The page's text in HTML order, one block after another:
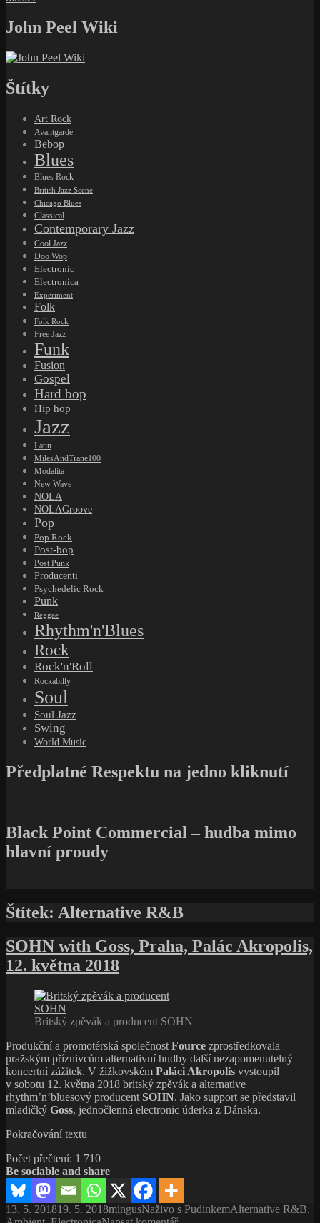
John Peel Wiki
Štítky
Art Rock
Avantgarde
Bebop
Blues
Blues Rock
British Jazz Scene
Chicago Blues
Classical
Contemporary Jazz
Cool Jazz
Doo Wop
Electronic
Electronica
Experiment
Folk
Folk Rock
Free Jazz
Funk
Fusion
Gospel
Hard bop
Hip hop
Jazz
Latin
MilesAndTrane100
Modalita
New Wave
NOLA
NOLAGroove
Pop
Pop Rock
Post-bop
Post Punk
Producenti
Psychedelic Rock
Punk
Reggae
Rhythm'n'Blues
Rock
Rock'n'Roll
Rockabilly
Soul
Soul Jazz
Swing
World Music
Předplatné Respektu na jedno kliknutí
Black Point Commercial – hudba mimo
hlavní proudy
Štítek: Alternative R&B
SOHN with Goss, Praha, Palác Akropolis,
12. května 2018
Britský zpěvák a producent SOHN
Produkční a promotérská společnost Fource zprostředkovala
pražským příznivcům alternativní hudby další nezapomenutelný
koncertní zážitek. V žižkovském Paláci Akropolis vystoupil
v sobotu 12. května 2018 britský zpěvák a alternative
rhythm’n’bluesový producent SOHN. Jako support se představil
mladičký Goss, jednočlenná electronic úderka z Dánska.
Pokračování textu
Goss,
Praha,
Palác
Akropolis,
12. května
Počet přečtení: 1 710
Be sociable and share
Publikováno:
13. 5. 201819. 5. 2018Autor:
mingusRubriky:
Naživo s PudinkemŠtítky:
Alternative R&B,